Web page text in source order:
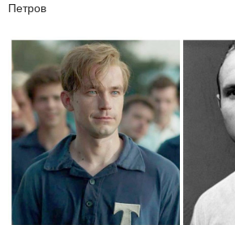
Петров